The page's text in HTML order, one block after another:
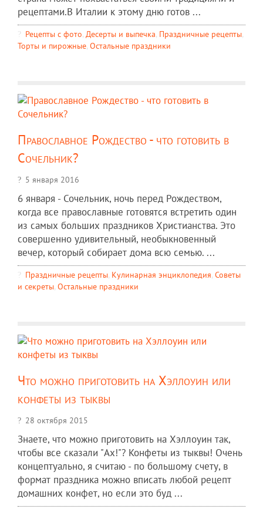
рецептами.В Италии к этому дню готов ...
Рецепты c фото, Десерты и выпечка, Праздничные рецепты,
Торты и пирожные, Остальные праздники
Православное Рождество - что готовить в
Сочельник?
5 января 2016
6 января - Сочельник, ночь перед Рождеством,
когда все православные готовятся встретить один
из самых больших праздников Христианства. Это
совершенно удивительный, необыкновенный
вечер, который собирает дома всю семью. ...
Праздничные рецепты, Кулинарная энциклопедия, Советы
и секреты, Остальные праздники
Что можно приготовить на Хэллоуин или
конфеты из тыквы
28 октября 2015
Знаете, что можно приготовить на Хэллоуин так,
чтобы все сказали "Ах!"? Конфеты из тыквы! Очень
концептуально, я считаю - по большому счету, в
формат праздника можно вписать любой рецепт
домашних конфет, но если это буд ...